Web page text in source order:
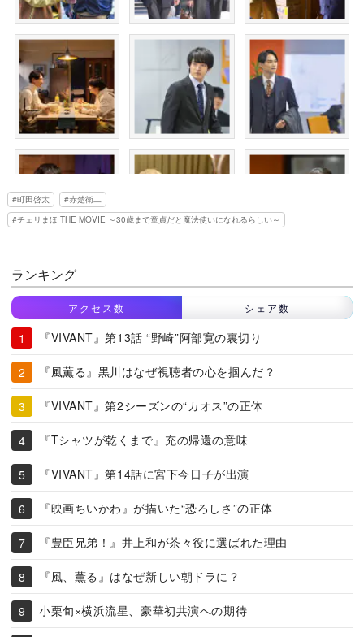
町田啓太
赤楚衛二
チェリまほ THE MOVIE ～30歳まで童貞だと魔法使いになれるらしい～
ランキング
アクセス数 シェア数
『VIVANT』第13話 “野崎”阿部寛の裏切り
『風薫る』黒川はなぜ視聴者の心を掴んだ？
『VIVANT』第2シーズンの“カオス”の正体
『Tシャツが乾くまで』充の帰還の意味
『VIVANT』第14話に宮下今日子が出演
『映画ちいかわ』が描いた“恐ろしさ”の正体
『豊臣兄弟！』井上和が茶々役に選ばれた理由
『風、薫る』はなぜ新しい朝ドラに？
小栗旬×横浜流星、豪華初共演への期待